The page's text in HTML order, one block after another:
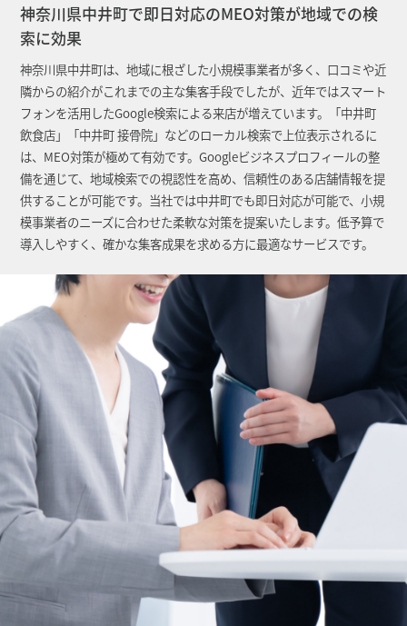
神奈川県中井町で即日対応のMEO対策が地域での検
索に効果
神奈川県中井町は、地域に根ざした小規模事業者が多く、口コミや近
隣からの紹介がこれまでの主な集客手段でしたが、近年ではスマート
フォンを活用したGoogle検索による来店が増えています。「中井町
飲食店」「中井町 接骨院」などのローカル検索で上位表示されるに
は、MEO対策が極めて有効です。Googleビジネスプロフィールの整
備を通じて、地域検索での視認性を高め、信頼性のある店舗情報を提
供することが可能です。当社では中井町でも即日対応が可能で、小規
模事業者のニーズに合わせた柔軟な対策を提案いたします。低予算で
導入しやすく、確かな集客成果を求める方に最適なサービスです。